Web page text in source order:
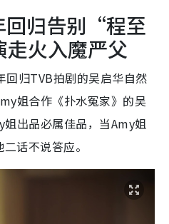
回归告别“程至
火入魔严父
回归TVB拍剧的吴启华自然
姐合作《扑水冤家》的吴
出品必属佳品，当Amy姐
话不说答应。